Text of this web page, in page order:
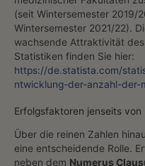
(seit Wintersemester 2019/
Wintersemester 2021/22).
wachsende Attraktivität
Statistiken finden Sie hier:
https://de.statista.com/
ntwicklung-der-anzahl-der-
Erfolgsfaktoren jenseits von
Über die reinen Zahlen
eine entscheidende Rolle.
neben dem Numerus